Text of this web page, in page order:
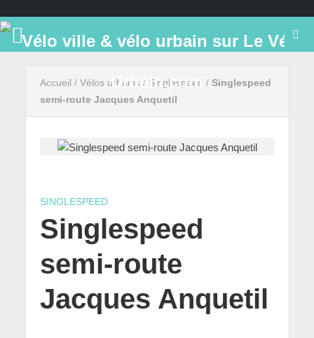
Accueil / Vélos urbains / Singlespeed / Singlespeed
semi-route Jacques Anquetil
SINGLESPEED
Singlespeed
semi-route
Jacques Anquetil